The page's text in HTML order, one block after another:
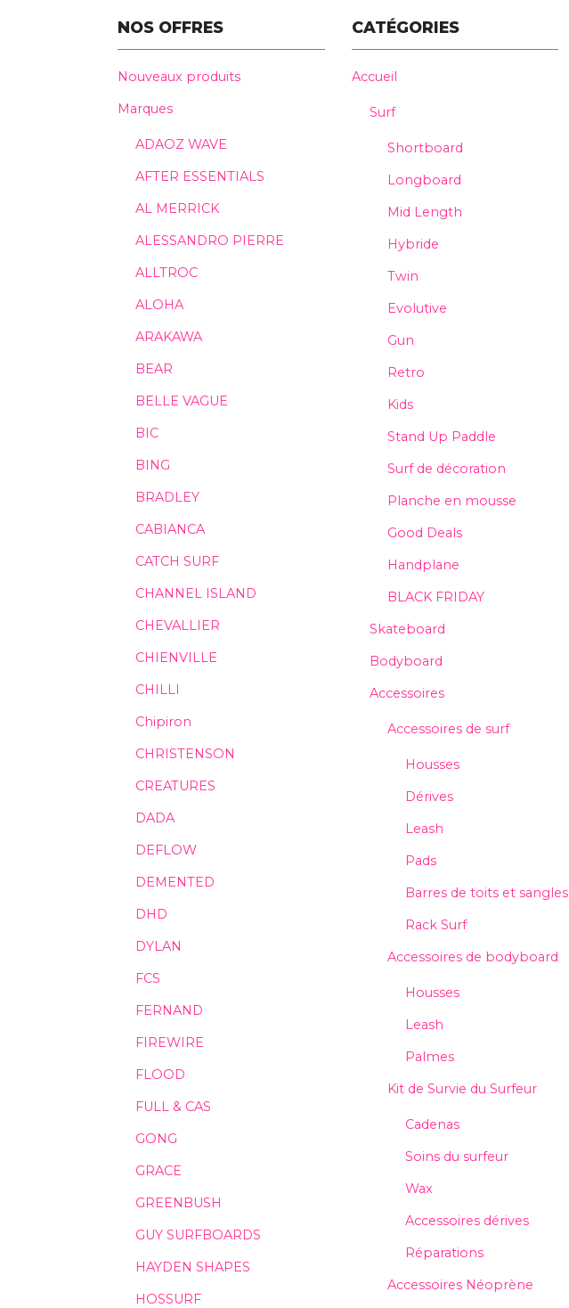
NOS OFFRES
Nouveaux produits
Marques
ADAOZ WAVE
AFTER ESSENTIALS
AL MERRICK
ALESSANDRO PIERRE
ALLTROC
ALOHA
ARAKAWA
BEAR
BELLE VAGUE
BIC
BING
BRADLEY
CABIANCA
CATCH SURF
CHANNEL ISLAND
CHEVALLIER
CHIENVILLE
CHILLI
Chipiron
CHRISTENSON
CREATURES
DADA
DEFLOW
DEMENTED
DHD
DYLAN
FCS
FERNAND
FIREWIRE
FLOOD
FULL & CAS
GONG
GRACE
GREENBUSH
GUY SURFBOARDS
HAYDEN SHAPES
HOSSURF
CATÉGORIES
Accueil
Surf
Shortboard
Longboard
Mid Length
Hybride
Twin
Evolutive
Gun
Retro
Kids
Stand Up Paddle
Surf de décoration
Planche en mousse
Good Deals
Handplane
BLACK FRIDAY
Skateboard
Bodyboard
Accessoires
Accessoires de surf
Housses
Dérives
Leash
Pads
Barres de toits et sangles
Rack Surf
Accessoires de bodyboard
Housses
Leash
Palmes
Kit de Survie du Surfeur
Cadenas
Soins du surfeur
Wax
Accessoires dérives
Réparations
Accessoires Néoprène